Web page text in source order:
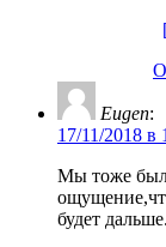
Eugen:
17/11/2018 в
Мы тоже
будет дальше.